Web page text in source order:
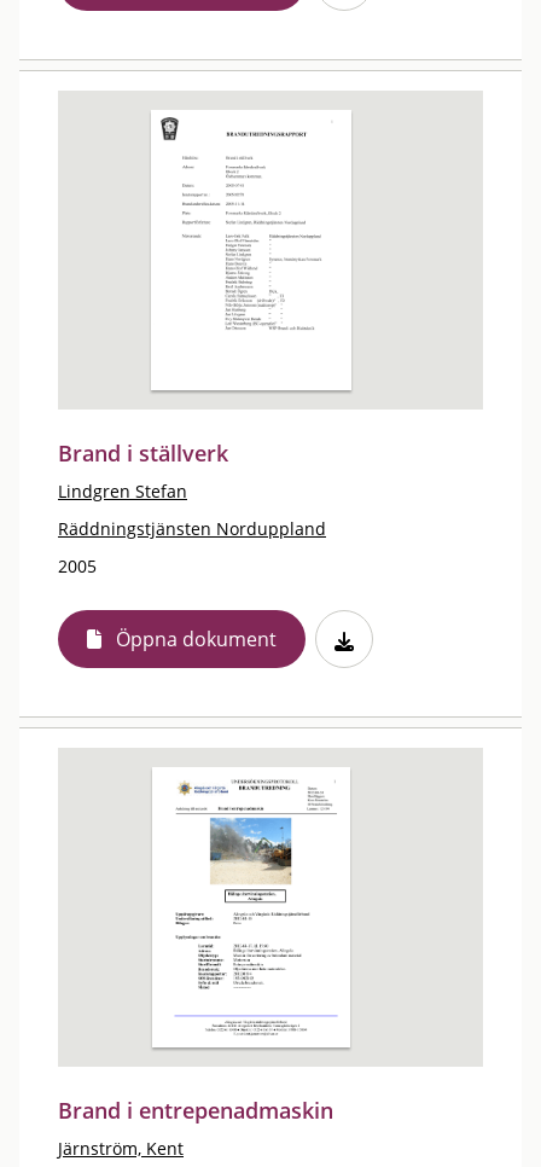
Brand i ställverk
Lindgren Stefan
Räddningstjänsten Norduppland
2005
Öppna dokument
Brand i entrepenadmaskin
Järnström, Kent